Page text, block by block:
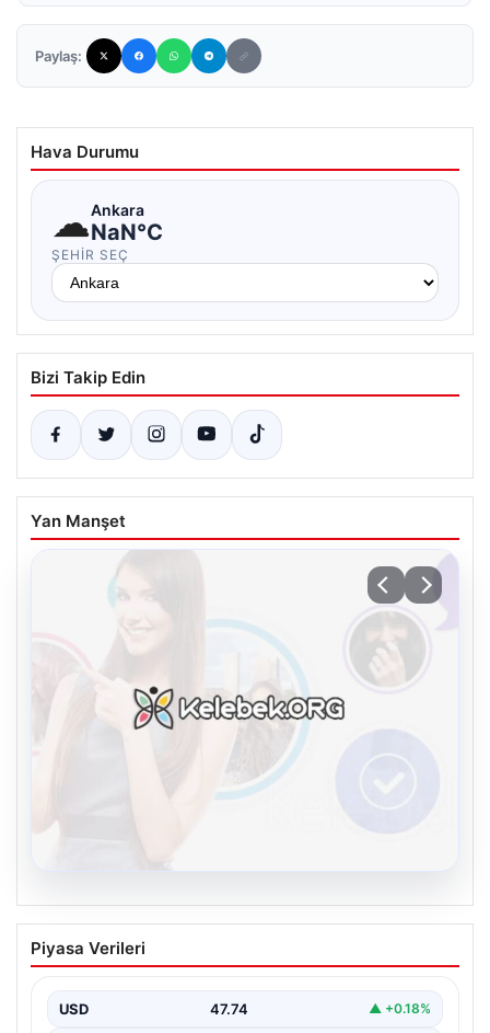
Paylaş:
Hava Durumu
☁Ankara
NaN°C
ŞEHIR SEÇ
Bizi Takip Edin
Yan Manşet
Kelebek sohbet platformu İle Dijital
İletişimin Sertifikalı Adresi Ve
Dijital ortamında insanların kaliteli bir tarzda iletişim
Piyasa Verileri
USD 47.74 ▲ +0.18%